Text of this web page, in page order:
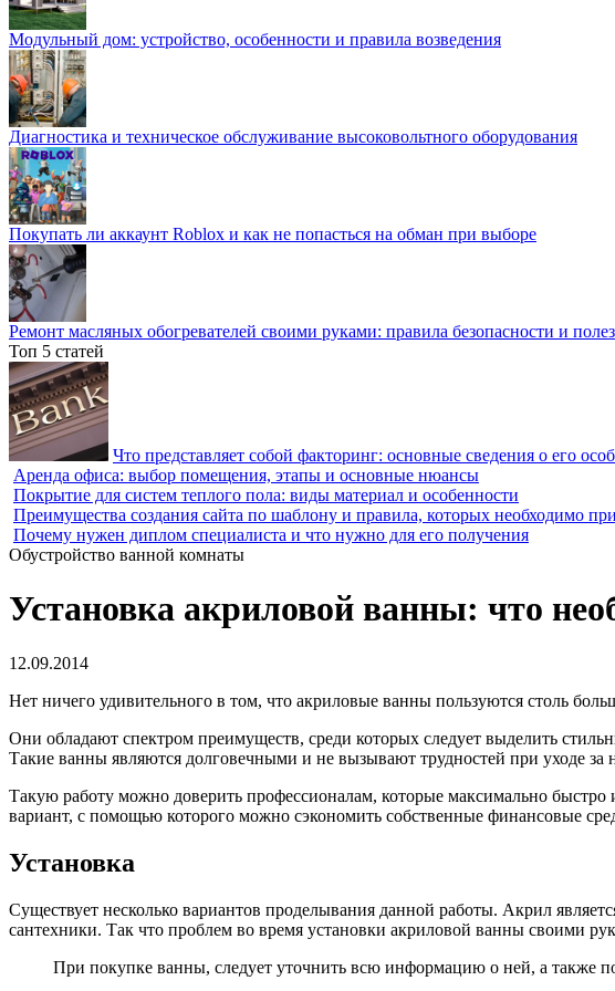
Модульный дом: устройство, особенности и правила возведения
Диагностика и техническое обслуживание высоковольтного оборудования
Покупать ли аккаунт Roblox и как не попасться на обман при выборе
Ремонт масляных обогревателей своими руками: правила безопасности и
Топ 5 статей
Что представляет собой факторинг: основные сведения о его
Аренда офиса: выбор помещения, этапы и основные нюансы
Покрытие для систем теплого пола: виды материал и особенности
Преимущества создания сайта по шаблону и правила, которых необходимо
Почему нужен диплом специалиста и что нужно для его получения
Обустройство ванной комнаты
Установка акриловой ванны: что
12.09.2014
Нет ничего удивительного в том, что акриловые ванны пользуются столь
Они обладают спектром преимуществ, среди которых следует выделить
Такие ванны являются долговечными и не вызывают трудностей при уходе
Такую работу можно доверить профессионалам, которые максимально
вариант, с помощью которого можно сэкономить собственные финансовые
Установка
Существует несколько вариантов проделывания данной работы. Акрил
сантехники. Так что проблем во время установки акриловой ванны своими
При покупке ванны, следует уточнить всю информацию о ней, а также